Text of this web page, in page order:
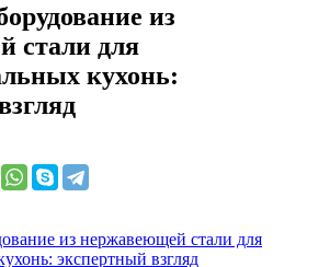
из
стали для
кухонь: